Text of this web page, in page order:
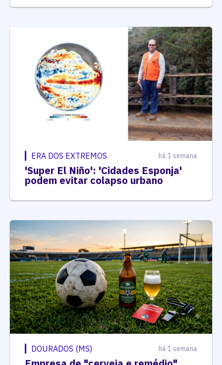
ERA DOS EXTREMOS há 1 semana
'Super El Niño': 'Cidades Esponja'
podem evitar colapso urbano
DOURADOS (MS) há 1 semana